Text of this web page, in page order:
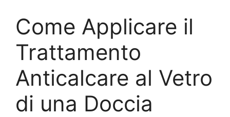
Come Applicare il
Trattamento
Anticalcare al Vetro
di una Doccia